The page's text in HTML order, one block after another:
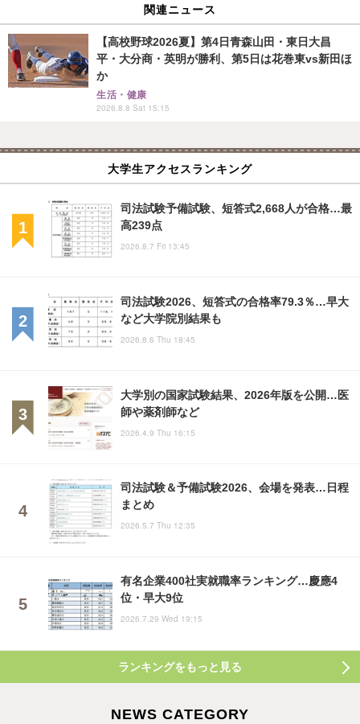
関連ニュース
【高校野球2026夏】第4日青森山田・東日大昌
平・大分商・英明が勝利、第5日は花巻東vs新田ほ
か
生活・健康
2026.8.8 Sat 15:15
大学生アクセスランキング
司法試験予備試験、短答式2,668人が合格…最
高239点
2026.8.7 Fri 13:45
司法試験2026、短答式の合格率79.3％…早大
など大学院別結果も
2026.8.6 Thu 18:45
大学別の国家試験結果、2026年版を公開…医
師や薬剤師など
2026.4.9 Thu 16:15
司法試験＆予備試験2026、会場を発表…日程
まとめ
2026.5.7 Thu 12:35
有名企業400社実就職率ランキング…慶應4
位・早大9位
2026.7.29 Wed 19:15
ランキングをもっと見る
NEWS CATEGORY